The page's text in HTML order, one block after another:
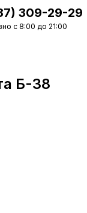
309-29-29
с 8:00 до 21:00
Б-38